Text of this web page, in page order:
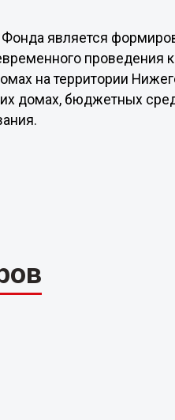
является
проведения
на территории
домах, бюджетных